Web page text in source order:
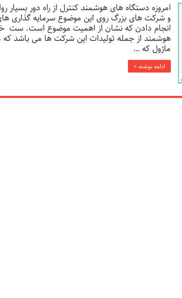
امروزه دستگاه های هوشمند کنترل از راه دور بسیار
و شرکت های بزرگ روی این موضوع سرمایه گذاری
انجام دادن که نشان از اهمیت موضوع است. ست
هوشمند از جمله تولیدات این شرکت ها می باشد که
ماژول که …
ادامه نوشته »